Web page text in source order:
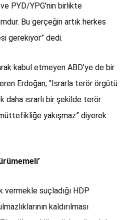
PYD/YPG’nin birlikte
Bu gerçeğin artık herkes
gerekiyor” dedi.
kabul etmeyen ABD’ye de bir
Erdoğan, “Israrla terör örgütü
daha ısrarlı bir şekilde terör
yakışmaz” diyerek
vermekle suçladığı HDP
kaldırılması